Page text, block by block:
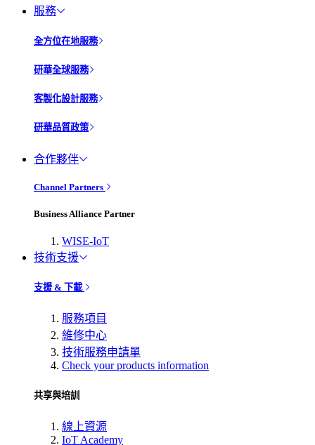
服務
全方位在地服務
研華全球服務
客製化設計服務
研華品質政策
合作夥伴
Channel Partners
Business Alliance Partner
WISE-IoT
技術支援
支援 & 下載
服務項目
維修中心
技術服務申請單
Check your products information
共享與培訓
線上資源
IoT Academy